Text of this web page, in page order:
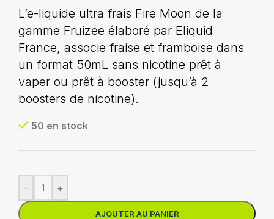
L’e-liquide ultra frais Fire Moon de la
gamme Fruizee élaboré par Eliquid
France, associe fraise et framboise dans
un format 50mL sans nicotine prêt à
vaper ou prêt à booster (jusqu’à 2
boosters de nicotine).
50 en stock
- +
AJOUTER AU PANIER